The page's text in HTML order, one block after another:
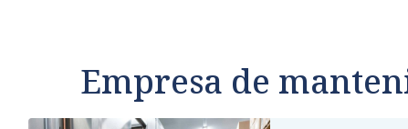
Empresa de